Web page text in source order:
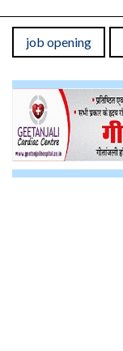
job opening